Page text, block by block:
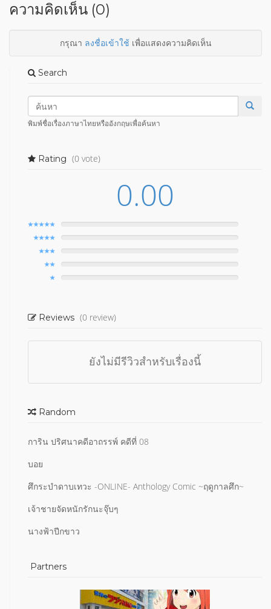
ความคิดเห็น (0)
กรุณา ลงชื่อเข้าใช้เพื่อแสดงความคิดเห็น
Search
พิมพ์ชื่อเรื่องภาษาไทยหรืออังกฤษเพื่อค้นหา
Rating (0 vote)
0.00
Reviews (0 review)
ยังไม่มีรีวิวสำหรับเรื่องนี้
Random
การิน ปริศนาคดีอาถรรพ์ คดีที่ 08
บอย
ศึกระบำดาบเทวะ -ONLINE- Anthology Comic ~ฤดูกาลศึก~
เจ้าชายจัดหนักรักนะจุ๊บๆ
นางฟ้าปีกขาว
Partners